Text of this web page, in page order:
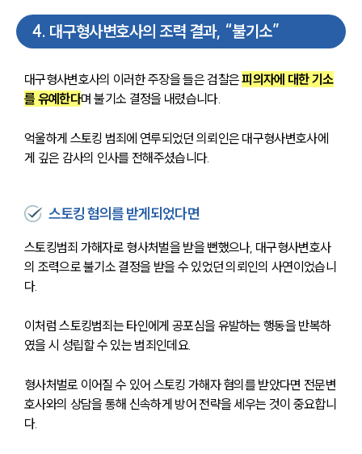
업무사례
사례분석/최신동향
법률정보
고객후기
분야별
구성원 소개
소식/자료
언론보도
공지사항
4. 대구형사변호사의 조력 결과, “불기소”
대구형사변호사의 이러한 주장을 들은 검찰은 피의자에 대한 기소
를 유예한다며 불기소 결정을 내렸습니다.
억울하게 스토킹 범죄에 연루되었던 의뢰인은 대구형사변호사에
게 깊은 감사의 인사를 전해주셨습니다.
스토킹 혐의를 받게되었다면
스토킹범죄 가해자로 형사처벌을 받을 뻔했으나, 대구형사변호사
의 조력으로 불기소 결정을 받을 수 있었던 의뢰인의 사연이었습니
다.
이처럼 스토킹범죄는 타인에게 공포심을 유발하는 행동을 반복하
였을 시 성립할 수 있는 범죄인데요.
형사처벌로 이어질 수 있어 스토킹 가해자 혐의를 받았다면 전문변
호사와의 상담을 통해 신속하게 방어 전략을 세우는 것이 중요합니
다.